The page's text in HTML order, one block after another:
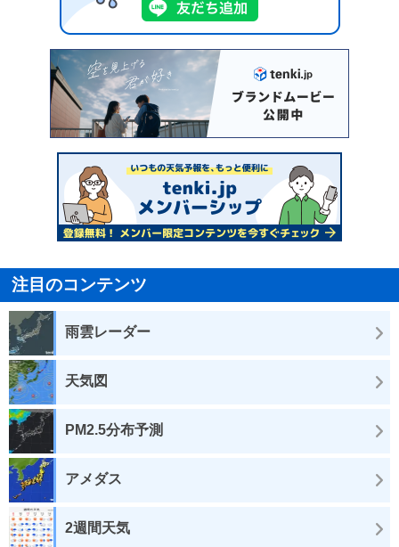
注目のコンテンツ
雨雲レーダー
天気図
PM2.5分布予測
アメダス
2週間天気